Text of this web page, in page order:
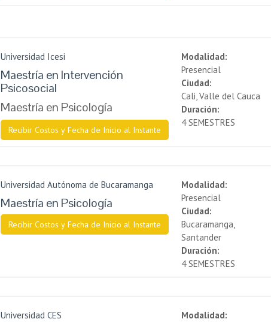
Universidad Icesi
Maestría en Intervención
Psicosocial
Maestría en Psicología
Recibir Costos y Fecha de Inicio al Instante
Modalidad:
Presencial
Ciudad:
Cali, Valle del Cauca
Duración:
4 SEMESTRES
Universidad Autónoma de Bucaramanga
Maestría en Psicología
Recibir Costos y Fecha de Inicio al Instante
Modalidad:
Presencial
Ciudad:
Bucaramanga,
Santander
Duración:
4 SEMESTRES
Universidad CES
Modalidad: